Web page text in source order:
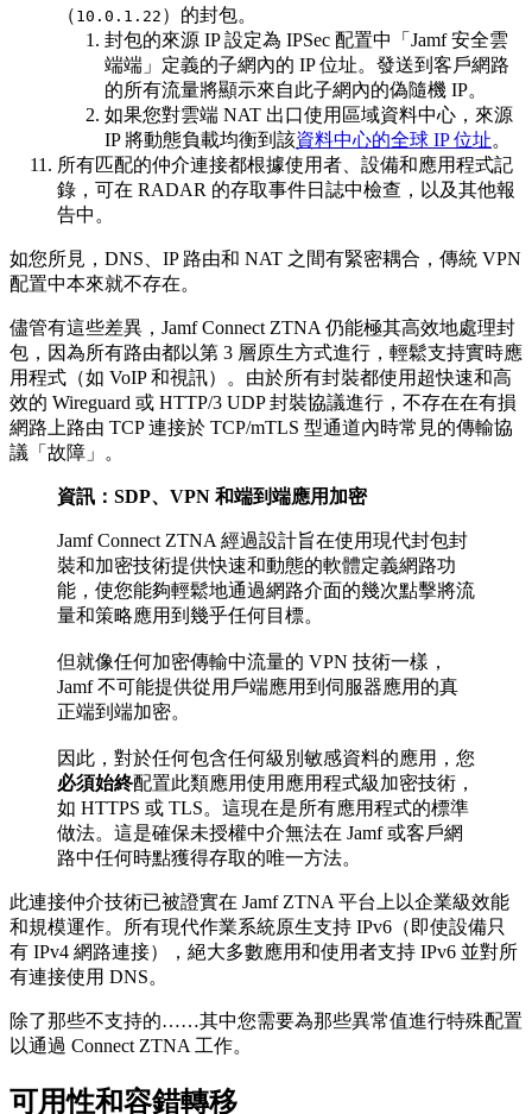
（ 10.0.1.22 ）的封包。
封包的來源 IP 設定為 IPSec 配置中「Jamf 安全雲
端端」定義的子網內的 IP 位址。發送到客戶網路
的所有流量將顯示來自此子網內的偽隨機 IP。
如果您對雲端 NAT 出口使用區域資料中心，來源
IP 將動態負載均衡到該資料中心的全球 IP 位址。
所有匹配的仲介連接都根據使用者、設備和應用程式記
錄，可在 RADAR 的存取事件日誌中檢查，以及其他報
告中。
如您所見，DNS、IP 路由和 NAT 之間有緊密耦合，傳統 VPN
配置中本來就不存在。
儘管有這些差異，Jamf Connect ZTNA 仍能極其高效地處理封
包，因為所有路由都以第 3 層原生方式進行，輕鬆支持實時應
用程式（如 VoIP 和視訊）。由於所有封裝都使用超快速和高
效的 Wireguard 或 HTTP/3 UDP 封裝協議進行，不存在在有損
網路上路由 TCP 連接於 TCP/mTLS 型通道內時常見的傳輸協
議「故障」。
資訊：SDP、VPN 和端到端應用加密
Jamf Connect ZTNA 經過設計旨在使用現代封包封
裝和加密技術提供快速和動態的軟體定義網路功
能，使您能夠輕鬆地通過網路介面的幾次點擊將流
量和策略應用到幾乎任何目標。
但就像任何加密傳輸中流量的 VPN 技術一樣，
Jamf 不可能提供從用戶端應用到伺服器應用的真
正端到端加密。
因此，對於任何包含任何級別敏感資料的應用，您
必須始終配置此類應用使用應用程式級加密技術，
如 HTTPS 或 TLS。這現在是所有應用程式的標準
做法。這是確保未授權中介無法在 Jamf 或客戶網
路中任何時點獲得存取的唯一方法。
此連接仲介技術已被證實在 Jamf ZTNA 平台上以企業級效能
和規模運作。所有現代作業系統原生支持 IPv6（即使設備只
有 IPv4 網路連接），絕大多數應用和使用者支持 IPv6 並對所
有連接使用 DNS。
除了那些不支持的……其中您需要為那些異常值進行特殊配置
以通過 Connect ZTNA 工作。
可用性和容錯轉移